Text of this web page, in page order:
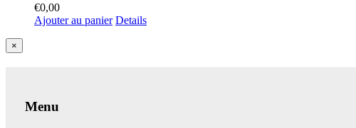
€0,00
Ajouter au panier Details
Close
product
×
Menu